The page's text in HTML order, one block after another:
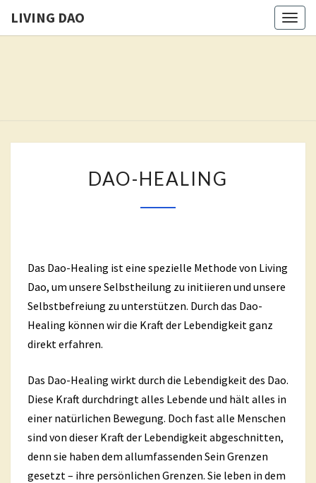
LIVING DAO
HEALING
DAO-HEALING
Das Dao-Healing ist eine spezielle Methode von Living
Dao, um unsere Selbstheilung zu initiieren und unsere
Selbstbefreiung zu unterstützen. Durch das Dao-
Healing können wir die Kraft der Lebendigkeit ganz
direkt erfahren.
Das Dao-Healing wirkt durch die Lebendigkeit des Dao.
Diese Kraft durchdringt alles Lebende und hält alles in
einer natürlichen Bewegung. Doch fast alle Menschen
sind von dieser Kraft der Lebendigkeit abgeschnitten,
denn sie haben dem allumfassenden Sein Grenzen
gesetzt – ihre persönlichen Grenzen. Sie leben in dem